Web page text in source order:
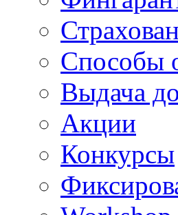
Способы
Выдача
Акции
Конкурсы